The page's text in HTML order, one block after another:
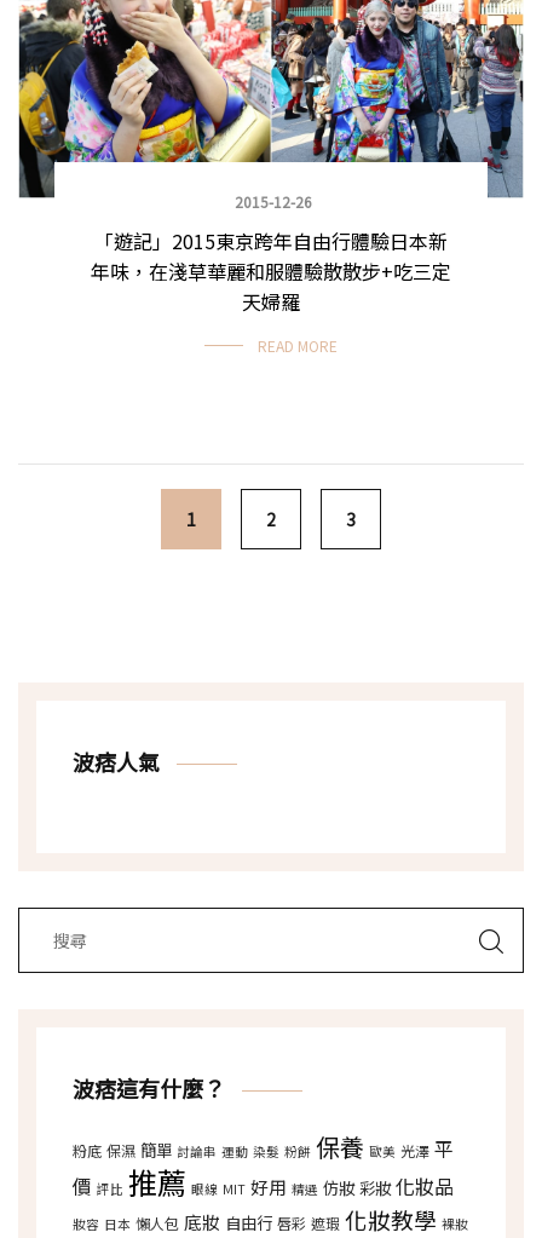
2015-12-26
「遊記」2015東京跨年自由行體驗日本新
年味，在淺草華麗和服體驗散散步+吃三定
天婦羅
READ MORE
Posts navigation
1 2 3
波痞人氣
波痞這有什麼？
粉底 保濕 簡單 討論串 運動 染髮 粉餅 保養 歐美 光澤 平
價 評比 推薦 眼線 MIT 好用 精選 仿妝 彩妝 化妝品
妝容 日本 懶人包 底妝 自由行 唇彩 遮瑕 化妝教學 裸妝